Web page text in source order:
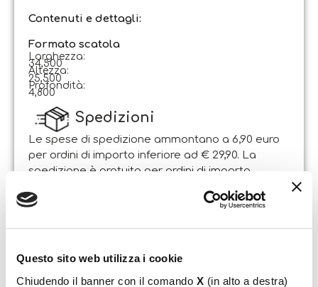
Questo sito web utilizza i cookie
Chiudendo il banner con il comando X (in alto a destra)
Contenuti e dettagli:
Formato scatola
Larghezza:
34,500
Altezza:
25,500
Profondità:
4,800
Spedizioni
Le spese di spedizione ammontano a 6,90 euro
per ordini di importo inferiore ad € 29,90. La
spedizione è gratuita per ordini di importo
Il pacco sarà spedito entro 1-2 giorni lavorativi
dalla data di ricezione dell’ordine. Sabato e
Resi